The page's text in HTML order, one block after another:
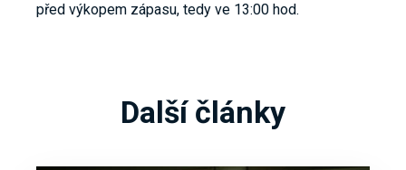
před výkopem zápasu, tedy ve 13:00 hod.
Další články